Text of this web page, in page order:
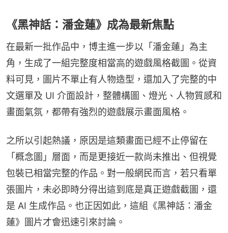
《黑神話：潘金蓮》成為最新焦點
在最新一批作品中，博主進一步以「潘金蓮」為主
角，生成了一組完整度相當高的遊戲風格截圖。從資
料可見，圖片不單止有人物造型，還加入了完整的中
文選單及 UI 介面設計，整體構圖、燈光、人物質感和
畫面氣氛，都帶有強烈的遊戲展示畫面風格。
之所以引起熱議，原因是這類畫面已經不止停留在
「概念圖」層面，而是更接近一款尚未推出、但視覺
包裝已相當完整的作品。對一般網民而言，若只看單
張圖片，未必即時分得出這到底是真正遊戲截圖，還
是 AI 生成作品。也正因如此，這組《黑神話：潘金
蓮》圖片才會迅速引來討論。